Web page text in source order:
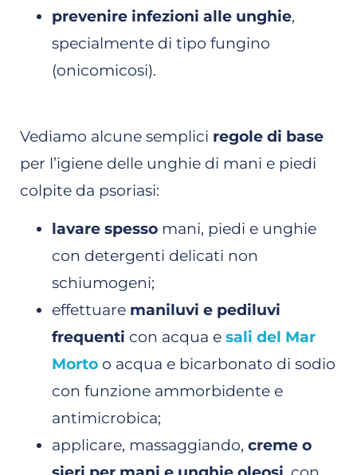
prevenire infezioni alle unghie,
specialmente di tipo fungino
(onicomicosi).
Vediamo alcune semplici regole di base
per l’igiene delle unghie di mani e piedi
colpite da psoriasi:
lavare spesso mani, piedi e unghie
con detergenti delicati non
schiumogeni;
effettuare maniluvi e pediluvi
frequenti con acqua e sali del Mar
Morto o acqua e bicarbonato di sodio
con funzione ammorbidente e
antimicrobica;
applicare, massaggiando, creme o